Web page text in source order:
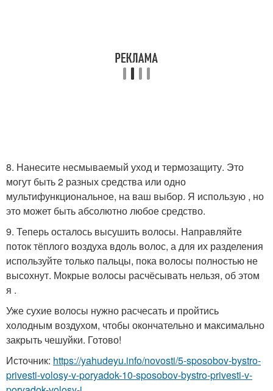
8. Нанесите несмываемый уход и термозащиту. Это
могут быть 2 разных средства или одно
мультифункциональное, на ваш выбор. Я использую , но
это может быть абсолютно любое средство.
9. Теперь осталось высушить волосы. Направляйте
поток тёплого воздуха вдоль волос, а для их разделения
используйте только пальцы, пока волосы полностью не
высохнут. Мокрые волосы расчёсывать нельзя, об этом
я .
Уже сухие волосы нужно расчесать и пройтись
холодным воздухом, чтобы окончательно и максимально
закрыть чешуйки. Готово!
Источник: https://yahudeyu.info/novosti/5-sposobov-bystro-
privesti-volosy-v-poryadok-10-sposobov-bystro-privesti-v-